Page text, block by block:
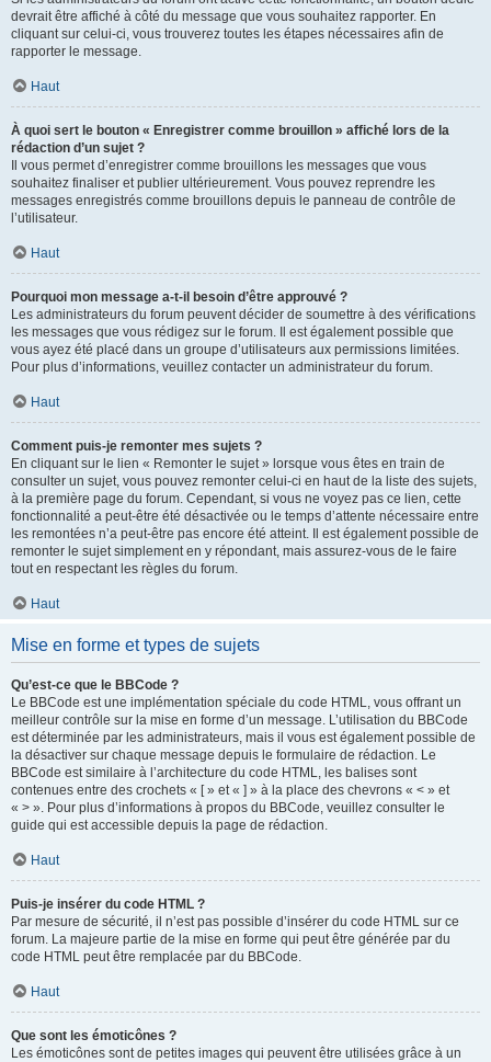
devrait être affiché à côté du message que vous souhaitez rapporter. En
cliquant sur celui-ci, vous trouverez toutes les étapes nécessaires afin de
rapporter le message.
Haut
À quoi sert le bouton « Enregistrer comme brouillon » affiché lors de la
rédaction d’un sujet ?
Il vous permet d’enregistrer comme brouillons les messages que vous
souhaitez finaliser et publier ultérieurement. Vous pouvez reprendre les
messages enregistrés comme brouillons depuis le panneau de contrôle de
l’utilisateur.
Haut
Pourquoi mon message a-t-il besoin d’être approuvé ?
Les administrateurs du forum peuvent décider de soumettre à des vérifications
les messages que vous rédigez sur le forum. Il est également possible que
vous ayez été placé dans un groupe d’utilisateurs aux permissions limitées.
Pour plus d’informations, veuillez contacter un administrateur du forum.
Haut
Comment puis-je remonter mes sujets ?
En cliquant sur le lien « Remonter le sujet » lorsque vous êtes en train de
consulter un sujet, vous pouvez remonter celui-ci en haut de la liste des sujets,
à la première page du forum. Cependant, si vous ne voyez pas ce lien, cette
fonctionnalité a peut-être été désactivée ou le temps d’attente nécessaire entre
les remontées n’a peut-être pas encore été atteint. Il est également possible de
remonter le sujet simplement en y répondant, mais assurez-vous de le faire
tout en respectant les règles du forum.
Haut
Mise en forme et types de sujets
Qu’est-ce que le BBCode ?
Le BBCode est une implémentation spéciale du code HTML, vous offrant un
meilleur contrôle sur la mise en forme d’un message. L’utilisation du BBCode
est déterminée par les administrateurs, mais il vous est également possible de
la désactiver sur chaque message depuis le formulaire de rédaction. Le
BBCode est similaire à l’architecture du code HTML, les balises sont
contenues entre des crochets « [ » et « ] » à la place des chevrons « < » et
« > ». Pour plus d’informations à propos du BBCode, veuillez consulter le
guide qui est accessible depuis la page de rédaction.
Haut
Puis-je insérer du code HTML ?
Par mesure de sécurité, il n’est pas possible d’insérer du code HTML sur ce
forum. La majeure partie de la mise en forme qui peut être générée par du
code HTML peut être remplacée par du BBCode.
Haut
Que sont les émoticônes ?
Les émoticônes sont de petites images qui peuvent être utilisées grâce à un